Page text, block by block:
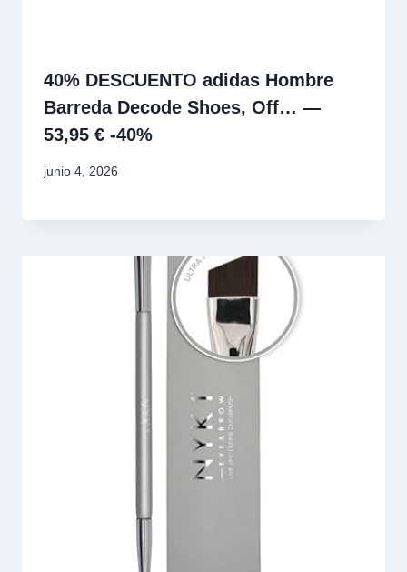
40% DESCUENTO adidas Hombre
Barreda Decode Shoes, Off… —
53,95 € -40%
junio 4, 2026